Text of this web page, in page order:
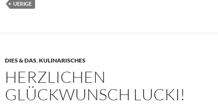
UERIGE
DIES & DAS,KULINARISCHES
HERZLICHEN
GLÜCKWUNSCH LUCKI!